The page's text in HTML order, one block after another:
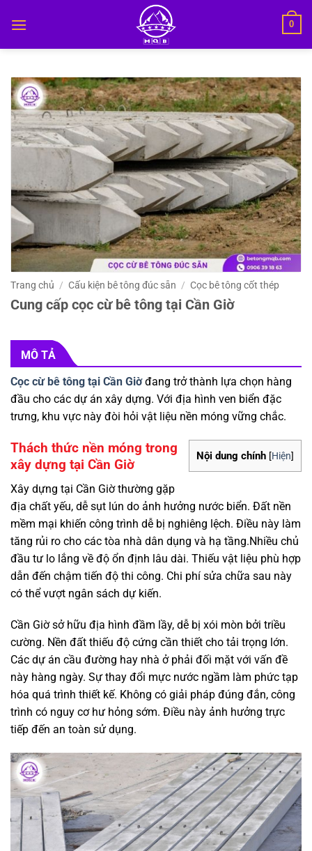
qua
0
Trang chủ / Cấu kiện bê tông đúc sẵn / Cọc bê tông cốt thép
Cung cấp cọc cừ bê tông tại Cần Giờ
MÔ TẢ
Cọc cừ bê tông tại Cần Giờ đang trở thành lựa chọn hàng
đầu cho các dự án xây dựng. Với địa hình ven biển đặc
trưng, khu vực này đòi hỏi vật liệu nền móng vững chắc.
Nội dung chính [Hiện]
Thách thức nền móng trong
xây dựng tại Cần Giờ
Xây dựng tại Cần Giờ thường gặp
địa chất yếu, dễ sụt lún do ảnh hưởng nước biển. Đất nền
mềm mại khiến công trình dễ bị nghiêng lệch. Điều này làm
tăng rủi ro cho các tòa nhà dân dụng và hạ tầng.Nhiều chủ
đầu tư lo lắng về độ ổn định lâu dài. Thiếu vật liệu phù hợp
dẫn đến chậm tiến độ thi công. Chi phí sửa chữa sau này
có thể vượt ngân sách dự kiến.
Cần Giờ sở hữu địa hình đầm lầy, dễ bị xói mòn bởi triều
cường. Nền đất thiếu độ cứng cần thiết cho tải trọng lớn.
Các dự án cầu đường hay nhà ở phải đối mặt với vấn đề
này hàng ngày. Sự thay đổi mực nước ngầm làm phức tạp
hóa quá trình thiết kế. Không có giải pháp đúng đắn, công
trình có nguy cơ hư hỏng sớm. Điều này ảnh hưởng trực
tiếp đến an toàn sử dụng.